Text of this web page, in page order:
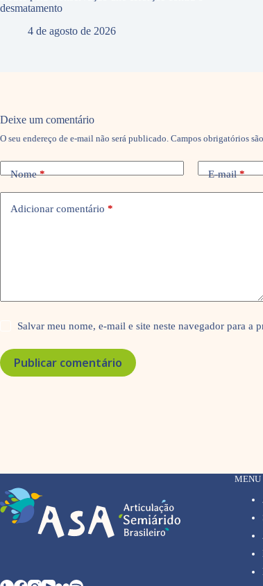
desmatamento
4 de agosto de 2026
Deixe um comentário
O seu endereço de e-mail não será publicado. Campos obrigatórios
Nome* E-mail*
Adicionar comentário *
Salvar meu nome, e-mail e site neste navegador para a
Publicar comentário
MENU